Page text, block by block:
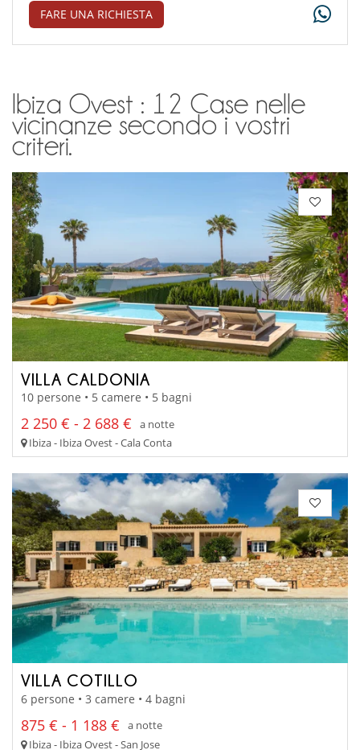
FARE UNA RICHIESTA
Ibiza Ovest : 12 Case nelle
vicinanze secondo i vostri
criteri.
VILLA CALDONIA
10 persone • 5 camere • 5 bagni
2 250 € - 2 688 €
a notte
Ibiza - Ibiza Ovest - Cala Conta
VILLA COTILLO
6 persone • 3 camere • 4 bagni
875 € - 1 188 €
a notte
Ibiza - Ibiza Ovest - San Jose